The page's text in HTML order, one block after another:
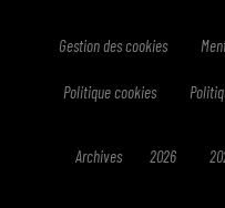
Gestion des cookies
Politique cookies
Archives 2026